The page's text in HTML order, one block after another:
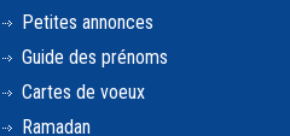
Petites annonces
Guide des prénoms
Cartes de voeux
Ramadan